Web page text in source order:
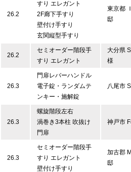
26.2
すり エレガント
2F廊下手すり
壁付け手すり
玄関縦型手すり
東京都
邸
26.2
セミオーダー階段手
すり エレガント
大分県
様
26.3
門扉レバーハンドル
電子錠・ランダムテ
ンキー・施解錠
八尾市
26.3
螺旋階段左右
渦巻き3本柱 吹抜け
門扉
神戸市
26.3
セミオーダー階段手
すり エレガント
壁付け手すり
加古郡
邸